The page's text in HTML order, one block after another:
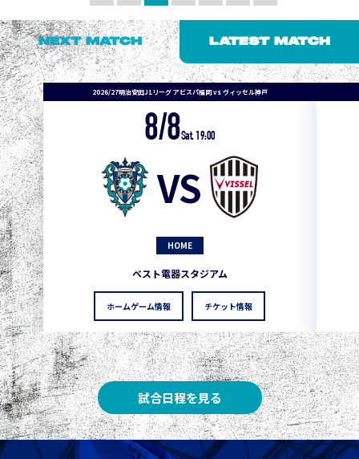
NEXT MATCH LATEST MATCH
2026/27明治安田J1リーグ アビスパ福岡 vs ヴィッセル神戸
8/8Sat. 19:00
VS
HOME
ベスト電器スタジアム
ホームゲーム情報 チケット情報
試合日程を見る